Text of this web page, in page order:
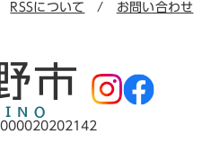
RSSについて お問い合わせ